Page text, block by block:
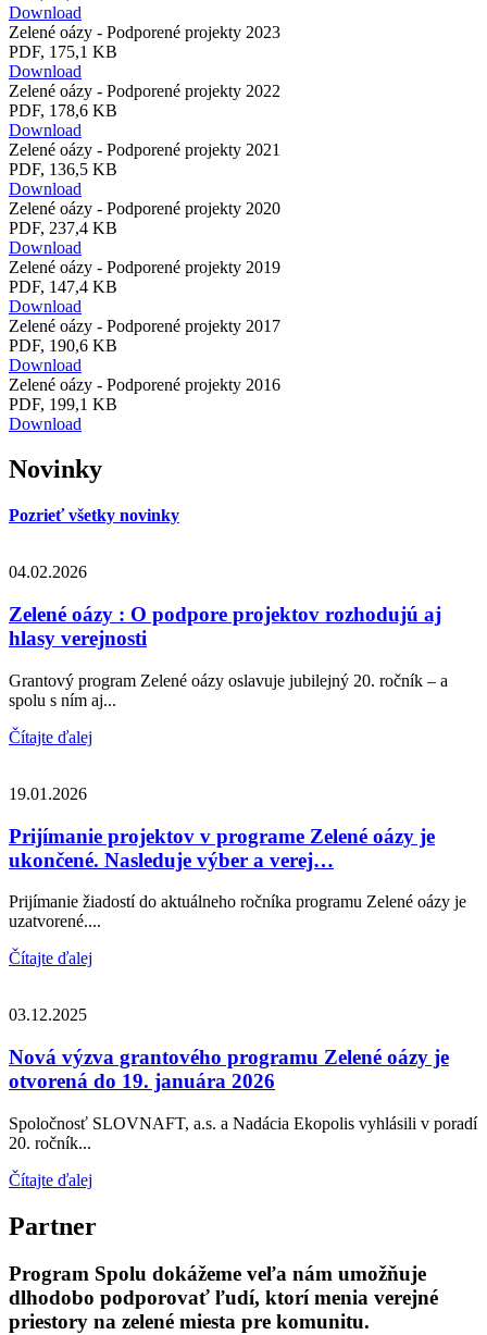
Download
Zelené oázy - Podporené projekty 2023
PDF, 175,1 KB
Download
Zelené oázy - Podporené projekty 2022
PDF, 178,6 KB
Download
Zelené oázy - Podporené projekty 2021
PDF, 136,5 KB
Download
Zelené oázy - Podporené projekty 2020
PDF, 237,4 KB
Download
Zelené oázy - Podporené projekty 2019
PDF, 147,4 KB
Download
Zelené oázy - Podporené projekty 2017
PDF, 190,6 KB
Download
Zelené oázy - Podporené projekty 2016
PDF, 199,1 KB
Download
Novinky
Pozrieť všetky novinky
04.02.2026
Zelené oázy : O podpore projektov rozhodujú aj
hlasy verejnosti
Grantový program Zelené oázy oslavuje jubilejný 20. ročník – a
spolu s ním aj...
Čítajte ďalej
19.01.2026
Prijímanie projektov v programe Zelené oázy je
ukončené. Nasleduje výber a verej…
Prijímanie žiadostí do aktuálneho ročníka programu Zelené oázy je
uzatvorené....
Čítajte ďalej
03.12.2025
Nová výzva grantového programu Zelené oázy je
otvorená do 19. januára 2026
Spoločnosť SLOVNAFT, a.s. a Nadácia Ekopolis vyhlásili v poradí
20. ročník...
Čítajte ďalej
Partner
Program Spolu dokážeme veľa nám umožňuje
dlhodobo podporovať ľudí, ktorí menia verejné
priestory na zelené miesta pre komunitu.